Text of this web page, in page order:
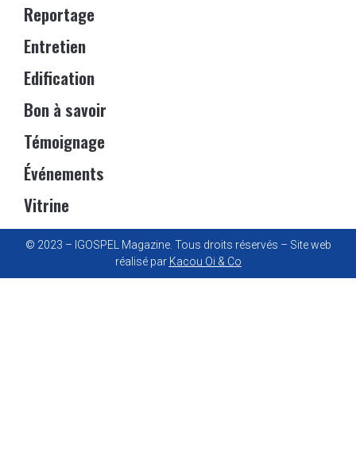
Reportage
Entretien
Edification
Bon à savoir
Témoignage
Événements
Vitrine
© 2023 – IGOSPEL Magazine. Tous droits réservés – Site web
réalisé par Kacou Oi & Co